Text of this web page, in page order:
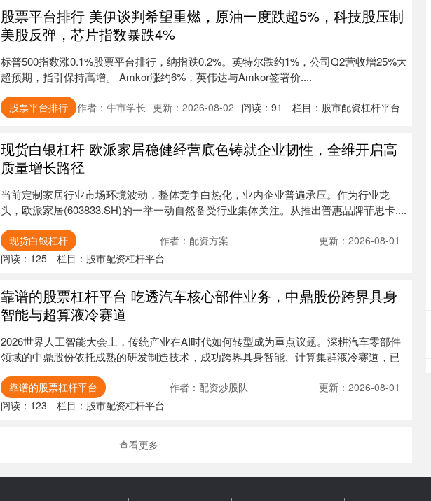
股票平台排行 美伊谈判希望重燃，原油一度跌超5%，科技股压制
美股反弹，芯片指数暴跌4%
标普500指数涨0.1%股票平台排行，纳指跌0.2%。英特尔跌约1%，公司Q2营收增25%大
超预期，指引保持高增。 Amkor涨约6%，英伟达与Amkor签署价....
股票平台排行 作者：牛市学长 更新：2026-08-02 阅读： 91 栏目： 股市配资杠杆平台
现货白银杠杆 欧派家居稳健经营底色铸就企业韧性，全维开启高
质量增长路径
当前定制家居行业市场环境波动，整体竞争白热化，业内企业普遍承压。作为行业龙
头，欧派家居(603833.SH)的一举一动自然备受行业集体关注。从推出普惠品牌菲思卡....
现货白银杠杆 作者：配资方案
更新：2026-08-01
阅读： 125 栏目： 股市配资杠杆平台
靠谱的股票杠杆平台 吃透汽车核心部件业务，中鼎股份跨界具身
智能与超算液冷赛道
2026世界人工智能大会上，传统产业在AI时代如何转型成为重点议题。深耕汽车零部件
领域的中鼎股份依托成熟的研发制造技术，成功跨界具身智能、计算集群液冷赛道，已
靠谱的股票杠杆平台 作者：配资炒股队
更新：2026-08-01
阅读： 123 栏目： 股市配资杠杆平台
查看更多